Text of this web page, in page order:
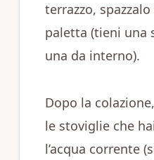
terrazzo,
paletta (tieni una
una da interno).
Dopo la
le stoviglie che
l’acqua corrente